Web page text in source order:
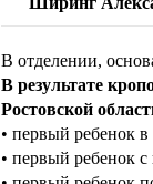
В отделении,
В результате
Ростовской
• первый ребенок
• первый